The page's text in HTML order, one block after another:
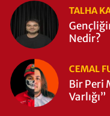
TALHA
Nedir?
CEMAL
Bir Peri
Varlığı”